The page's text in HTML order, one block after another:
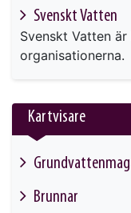
Svenskt Vatten
Svenskt Vatten
organisationerna.
Kartvisare
Brunnar